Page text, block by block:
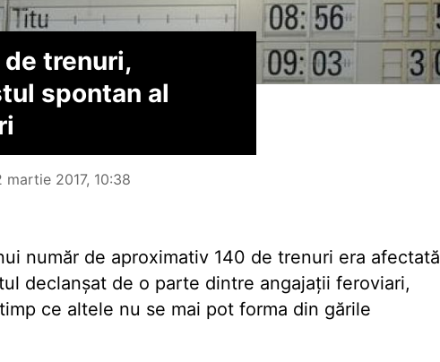
de trenuri,
spontan al
martie 2017, 10:38
număr de aproximativ 140 de trenuri era afectată
declanșat de o parte dintre angajații feroviari,
ce altele nu se mai pot forma din gările